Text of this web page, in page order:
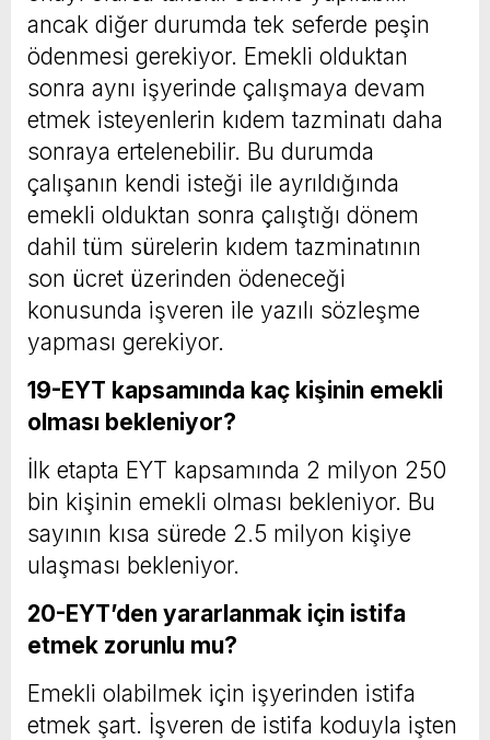
ancak diğer durumda tek seferde peşin
ödenmesi gerekiyor. Emekli olduktan
sonra aynı işyerinde çalışmaya devam
etmek isteyenlerin kıdem tazminatı daha
sonraya ertelenebilir. Bu durumda
çalışanın kendi isteği ile ayrıldığında
emekli olduktan sonra çalıştığı dönem
dahil tüm sürelerin kıdem tazminatının
son ücret üzerinden ödeneceği
konusunda işveren ile yazılı sözleşme
yapması gerekiyor.
19-EYT kapsamında kaç kişinin emekli
olması bekleniyor?
İlk etapta EYT kapsamında 2 milyon 250
bin kişinin emekli olması bekleniyor. Bu
sayının kısa sürede 2.5 milyon kişiye
ulaşması bekleniyor.
20-EYT’den yararlanmak için istifa
etmek zorunlu mu?
Emekli olabilmek için işyerinden istifa
etmek şart. İşveren de istifa koduyla işten